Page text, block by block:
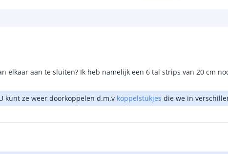
elkaar aan te sluiten? Ik heb namelijk een 6 tal strips van 20 cm
kunt ze weer doorkoppelen d.m.v koppelstukjes die we in